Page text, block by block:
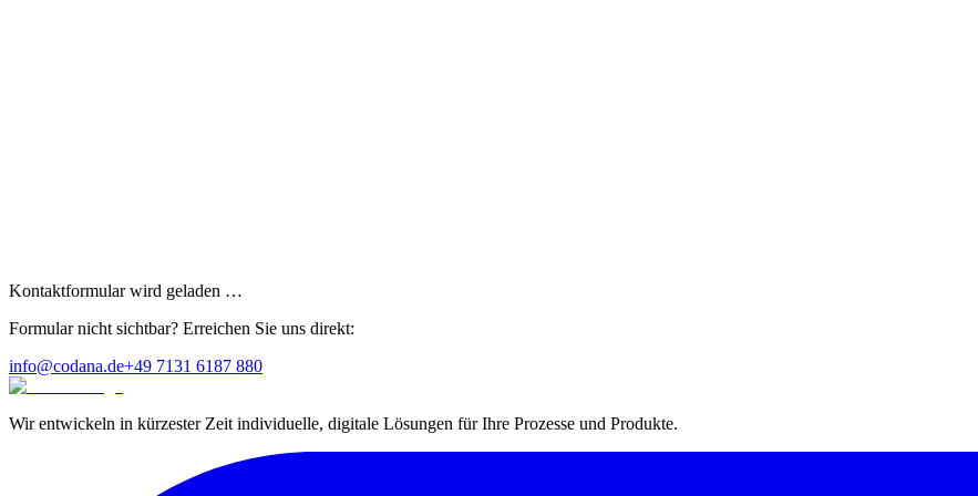
Kontaktformular wird geladen …
Formular nicht sichtbar? Erreichen Sie uns direkt:
info@codana.de+49 7131 6187 880
Wir entwickeln in kürzester Zeit individuelle, digitale Lösungen für Ihre Prozesse und Produkte.